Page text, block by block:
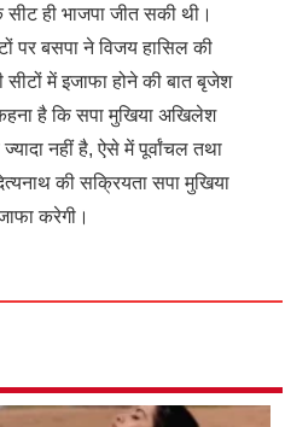
ही भाजपा जीत सकी थी।
पर बसपा ने विजय हासिल की
सीटों में इजाफा होने की बात बृजेश
है कि सपा मुखिया अखिलेश
नहीं है, ऐसे में पूर्वांचल तथा
की सक्रियता सपा मुखिया
करेगी।